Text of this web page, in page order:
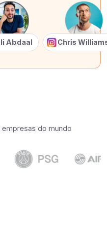
Abdaal Chris
do mundo